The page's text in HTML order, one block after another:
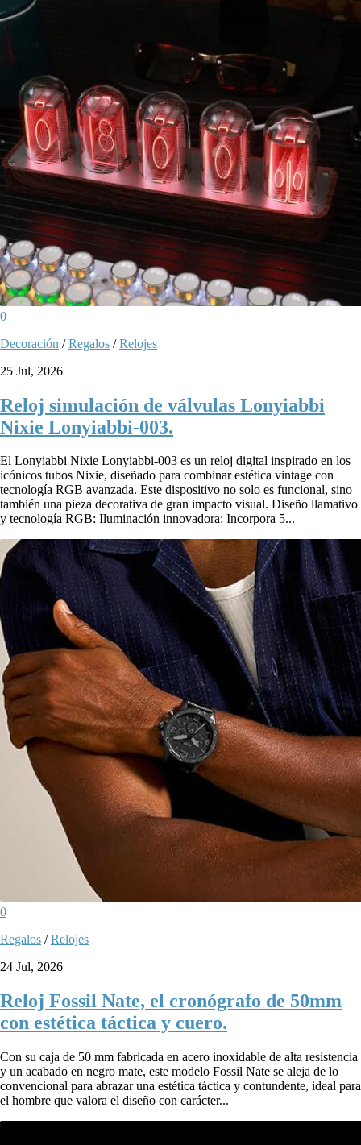
0
Decoración /Regalos /Relojes
25 Jul, 2026
Reloj simulación de válvulas Lonyiabbi
Nixie Lonyiabbi-003.
El Lonyiabbi Nixie Lonyiabbi-003 es un reloj digital inspirado en los
icónicos tubos Nixie, diseñado para combinar estética vintage con
tecnología RGB avanzada. Este dispositivo no solo es funcional, sino
también una pieza decorativa de gran impacto visual. Diseño llamativo
y tecnología RGB: Iluminación innovadora: Incorpora 5...
0
Regalos /Relojes
24 Jul, 2026
Reloj Fossil Nate, el cronógrafo de 50mm
con estética táctica y cuero.
Con su caja de 50 mm fabricada en acero inoxidable de alta resistencia
y un acabado en negro mate, este modelo Fossil Nate se aleja de lo
convencional para abrazar una estética táctica y contundente, ideal para
el hombre que valora el diseño con carácter...